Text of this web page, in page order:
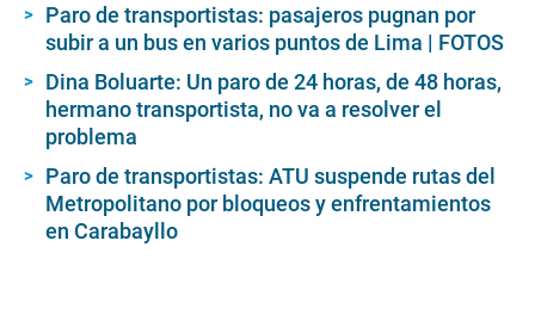
Paro de transportistas: pasajeros pugnan por
subir a un bus en varios puntos de Lima | FOTOS
Dina Boluarte: Un paro de 24 horas, de 48 horas,
hermano transportista, no va a resolver el
problema
Paro de transportistas: ATU suspende rutas del
Metropolitano por bloqueos y enfrentamientos
en Carabayllo